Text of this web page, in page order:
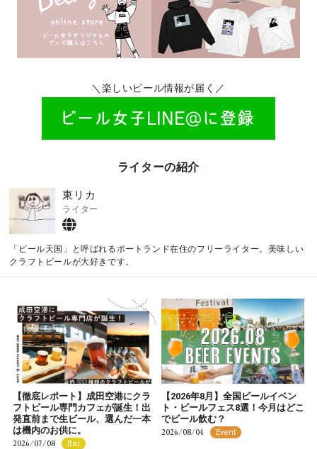
＼楽しいビール情報が届く／
ライターの紹介
東リカ
ライター
「ビール天国」と呼ばれるポートランド在住のフリーライター。美味しい
クラフトビールが大好きです。
【徹底レポート】成田空港にクラ
フトビール専門カフェが誕生！出
発直前まで生ビール、選んだ一本
は機内のお供に。
2026/07/08 Bar
【2026年8月】全国ビールイベン
ト・ビールフェス8選！今月はどこ
でビール飲む？
2026/08/04 Event